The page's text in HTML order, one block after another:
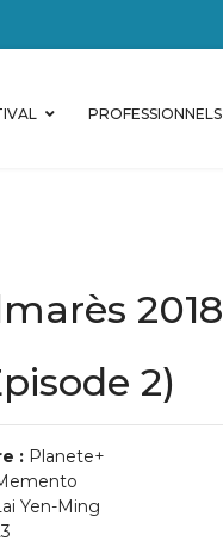
PROFESSIONNELS
2018
2)
: Planete+
Yen-Ming